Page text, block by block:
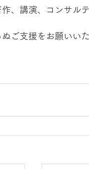
、講演、コンサル
ご支援をお願いいた